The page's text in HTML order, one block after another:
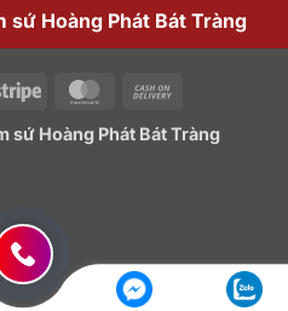
sứ Hoàng Phát Bát Tràng
Stripe MasterCard
Delivery
sứ Hoàng Phát Bát Tràng